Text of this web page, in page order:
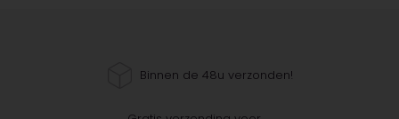
Binnen de 48u verzonden!